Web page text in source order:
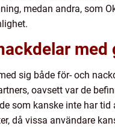
medan andra, som
med
sig både för- och
oavsett var de
som kanske inte har
då vissa användare